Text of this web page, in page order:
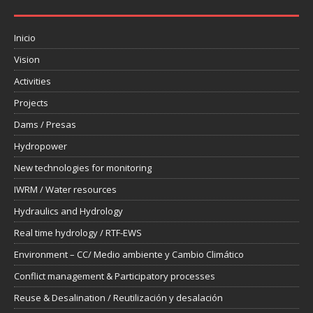
Inicio
Vision
Activities
Projects
Dams / Presas
Hydropower
New technologies for monitoring
IWRM / Water resources
Hydraulics and Hydrology
Real time hydrology / RTF-EWS
Environment – CC/ Medio ambiente y Cambio Climático
Conflict management & Participatory processes
Reuse & Desalination / Reutilización y desalación